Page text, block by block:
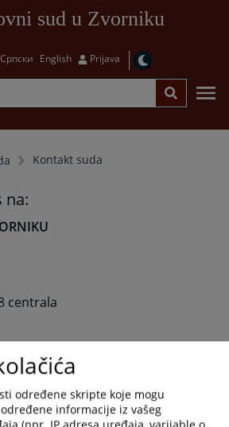
sud u Zvorniku
Српски English Prijava
Kontakt suda
na:
centrala
211-667
određene skripte koje mogu
informacije iz vašeg